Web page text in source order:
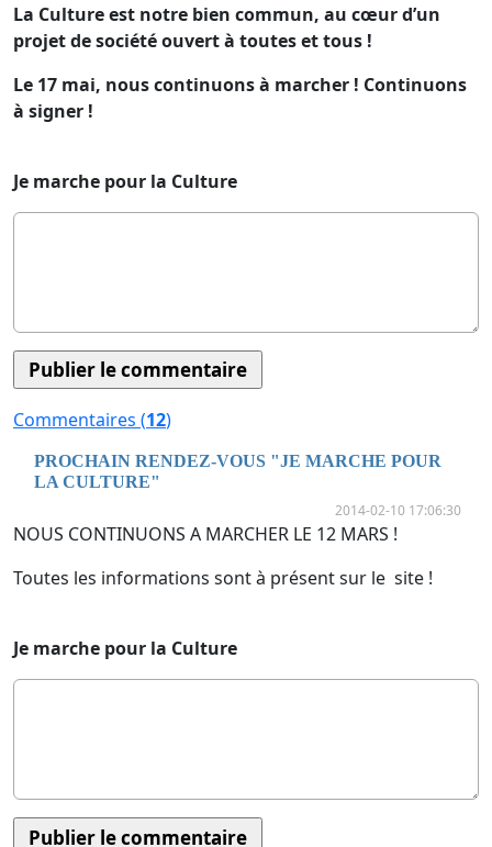
La Culture est notre bien commun, au cœur d’un
projet de société ouvert à toutes et tous !
Le 17 mai, nous continuons à marcher ! Continuons
à signer !
Je marche pour la Culture
Commentaires (12)
PROCHAIN RENDEZ-VOUS "JE MARCHE POUR
LA CULTURE"
2014-02-10 17:06:30
NOUS CONTINUONS A MARCHER LE 12 MARS !
Toutes les informations sont à présent sur le site !
Je marche pour la Culture